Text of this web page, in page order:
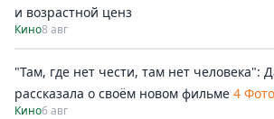
и возрастной ценз
Кино8 авг
"Там, где нет чести, там нет человека":
рассказала о своём новом фильме 4 Фото
Кино6 авг